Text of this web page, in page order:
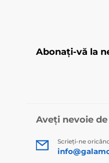
Abonați-vă la
Aveți nevoie
Scrieți-ne